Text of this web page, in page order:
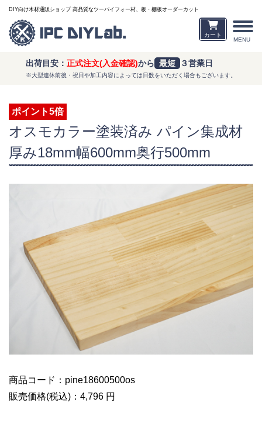
MENU
DIY向け木材通販ショップ 高品質なツーバイフォー材、板・棚板オーダーカット
カート
出荷目安： 正式注文(入金確認)から 最短 ３営業日
※大型連休前後・祝日や加工内容によっては日数をいただく場合もございます。
ポイント5倍
オスモカラー塗装済み パイン集成材
厚み18mm幅600mm奥行500mm
商品コード：pine18600500os
販売価格(税込)：4,796 円